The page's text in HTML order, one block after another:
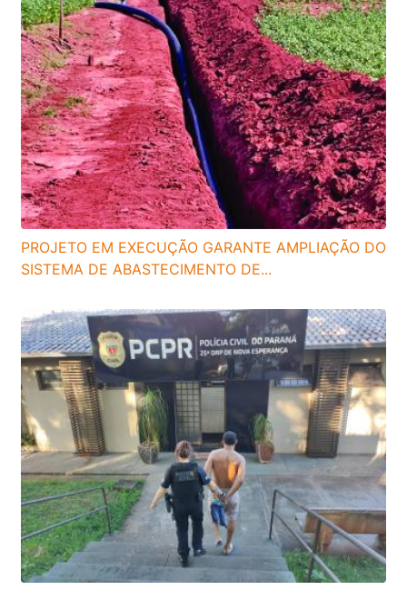
PROJETO EM EXECUÇÃO GARANTE AMPLIAÇÃO DO
SISTEMA DE ABASTECIMENTO DE...